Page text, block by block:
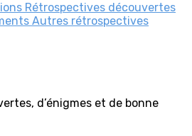
Rétrospectives découvertes
Autres rétrospectives
d’énigmes et de bonne